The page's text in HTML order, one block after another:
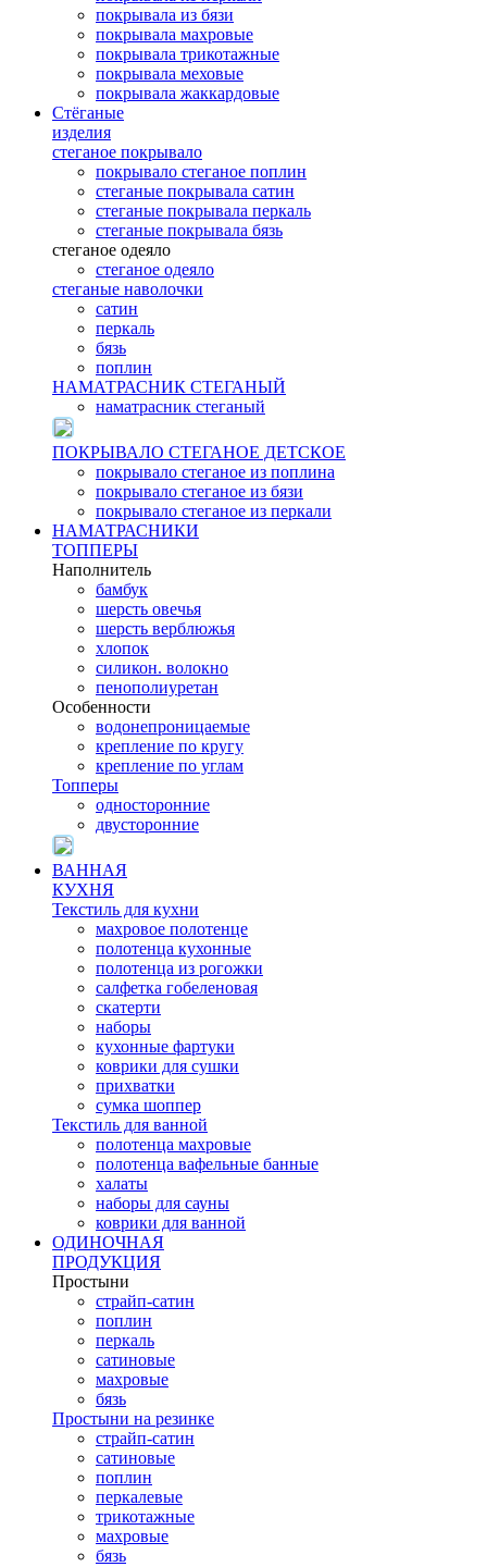
покрывала из бязи
покрывала махровые
покрывала трикотажные
покрывала меховые
покрывала жаккардовые
Стёганые
изделия
стеганое покрывало
покрывало стеганое поплин
стеганые покрывала сатин
стеганые покрывала перкаль
стеганые покрывала бязь
стеганое одеяло
стеганое одеяло
стеганые наволочки
сатин
перкаль
бязь
поплин
НАМАТРАСНИК СТЕГАНЫЙ
наматрасник стеганый
ПОКРЫВАЛО СТЕГАНОЕ ДЕТСКОЕ
покрывало стеганое из поплина
покрывало стеганое из бязи
покрывало стеганое из перкали
НАМАТРАСНИКИ
ТОППЕРЫ
Наполнитель
бамбук
шерсть овечья
шерсть верблюжья
хлопок
силикон. волокно
пенополиуретан
Особенности
водонепроницаемые
крепление по кругу
крепление по углам
Топперы
односторонние
двусторонние
ВАННАЯ
КУХНЯ
Текстиль для кухни
махровое полотенце
полотенца кухонные
полотенца из рогожки
салфетка гобеленовая
скатерти
наборы
кухонные фартуки
коврики для сушки
прихватки
cумка шоппер
Текстиль для ванной
полотенца махровые
полотенца вафельные банные
халаты
наборы для сауны
коврики для ванной
ОДИНОЧНАЯ
ПРОДУКЦИЯ
Простыни
страйп-сатин
поплин
перкаль
сатиновые
махровые
бязь
Простыни на резинке
страйп-сатин
сатиновые
поплин
перкалевые
трикотажные
махровые
бязь